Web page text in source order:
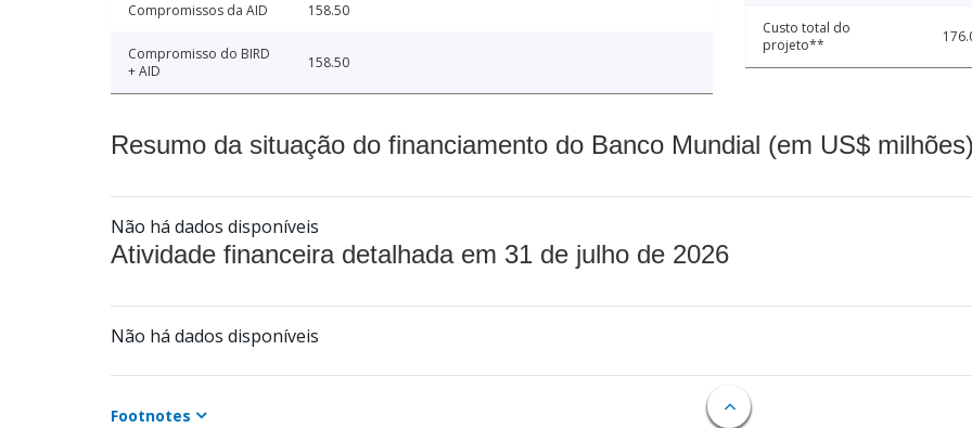
Compromissos da AID 158.50
Compromisso do BIRD
+ AID
158.50
Custo total do
projeto**
Resumo da situação do financiamento do Banco Mundial (em US$
Não há dados disponíveis
Atividade financeira detalhada em 31 de julho de 2026
Não há dados disponíveis
Footnotes